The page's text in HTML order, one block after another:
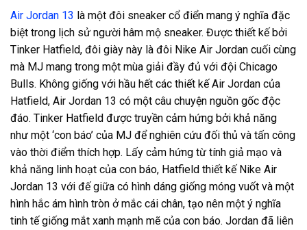
Air Jordan 13 là một đôi sneaker cổ điển mang ý nghĩa đặc
biệt trong lịch sử người hâm mộ sneaker. Được thiết kế bởi
Tinker Hatfield, đôi giày này là đôi Nike Air Jordan cuối cùng
mà MJ mang trong một mùa giải đầy đủ với đội Chicago
Bulls. Không giống với hầu hết các thiết kế Air Jordan của
Hatfield, Air Jordan 13 có một câu chuyện nguồn gốc độc
đáo. Tinker Hatfield được truyền cảm hứng bởi khả năng
như một ‘con báo’ của MJ để nghiên cứu đối thủ và tấn công
vào thời điểm thích hợp. Lấy cảm hứng từ tính giả mạo và
khả năng linh hoạt của con báo, Hatfield thiết kế Nike Air
Jordan 13 với đế giữa có hình dáng giống móng vuốt và một
hình hắc ám hình tròn ở mắc cái chân, tạo nên một ý nghĩa
tinh tế giống mắt xanh mạnh mẽ của con báo. Jordan đã liên